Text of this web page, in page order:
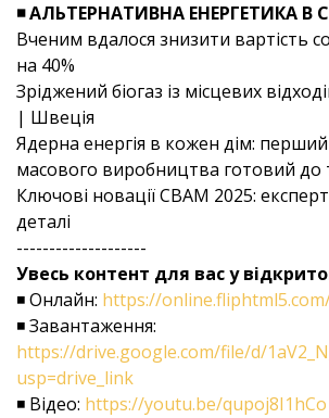
◾ АЛЬТЕРНАТИВНА ЕНЕРГЕТИКА В
Вченим вдалося знизити вартість
на 40%
Зріджений біогаз із місцевих
| Швеція
Ядерна енергія в кожен дім: перший
масового виробництва готовий до
Ключові новації CBAM 2025:
деталі
--------------------
Увесь контент для вас у
◾ Онлайн: https://
◾ Завантаження:
https://drive.google.com/file/d/
usp=drive_link
◾ Відео: https://youtu.be/qupoj8I1hCo